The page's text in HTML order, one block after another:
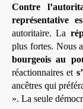
Contre
représentative
autoritaire. La
plus fortes. Nous
bourgeois au
réactionnaires et
ancêtres qui
». La seule